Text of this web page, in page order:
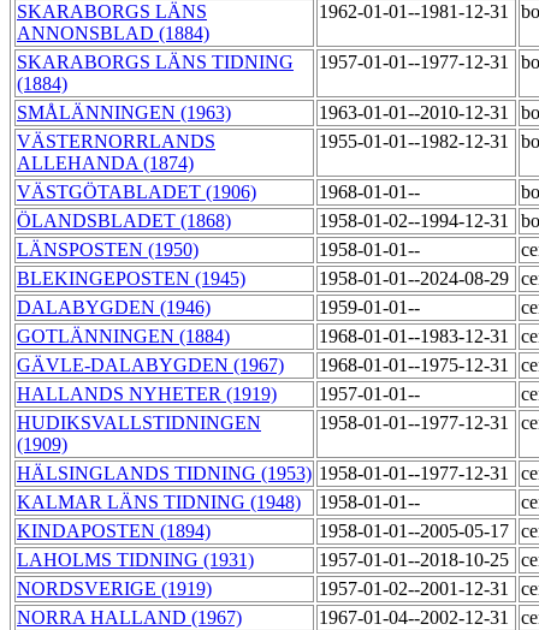
SKARABORGS LÄNS
ANNONSBLAD (1884)
1962-01-01--1981-12-31
SKARABORGS LÄNS TIDNING
(1884)
1957-01-01--1977-12-31
SMÅLÄNNINGEN (1963) 1963-01-01--2010-12-31
VÄSTERNORRLANDS
ALLEHANDA (1874)
1955-01-01--1982-12-31
VÄSTGÖTABLADET (1906) 1968-01-01--
ÖLANDSBLADET (1868)
1958-01-02--1994-12-31
LÄNSPOSTEN (1950)
1958-01-01--
BLEKINGEPOSTEN (1945)
1958-01-01--2024-08-29
DALABYGDEN (1946)
1959-01-01--
GOTLÄNNINGEN (1884)
1968-01-01--1983-12-31
GÄVLE-DALABYGDEN (1967)
1968-01-01--1975-12-31
HALLANDS NYHETER (1919)
1957-01-01--
HUDIKSVALLSTIDNINGEN
(1909)
1958-01-01--1977-12-31
HÄLSINGLANDS TIDNING (1953) 1958-01-01--1977-12-31
KALMAR LÄNS TIDNING (1948)
1958-01-01--
KINDAPOSTEN (1894)
1958-01-01--2005-05-17
LAHOLMS TIDNING (1931)
1957-01-01--2018-10-25
NORDSVERIGE (1919)
1957-01-02--2001-12-31
NORRA HALLAND (1967)
1967-01-04--2002-12-31